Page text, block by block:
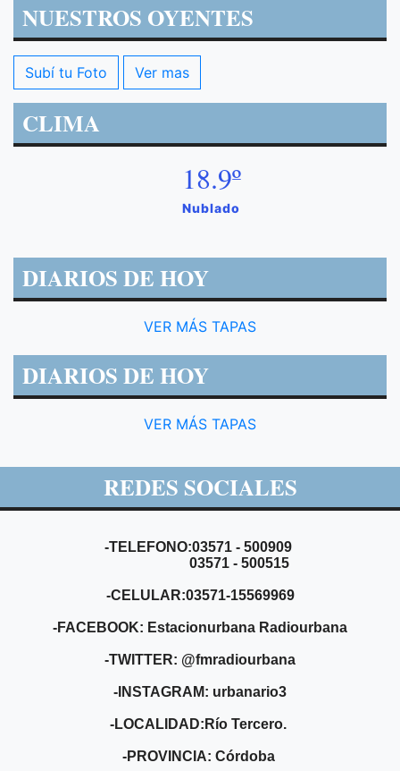
NUESTROS OYENTES
Subí tu Foto Ver mas
CLIMA
18.9º
Nublado
DIARIOS DE HOY
VER MÁS TAPAS
DIARIOS DE HOY
VER MÁS TAPAS
REDES SOCIALES
-TELEFONO:03571 - 500909
03571 - 500515
-CELULAR:03571-15569969
-FACEBOOK: Estacionurbana Radiourbana
-TWITTER: @fmradiourbana
-INSTAGRAM: urbanario3
-LOCALIDAD:Río Tercero.
-PROVINCIA: Córdoba